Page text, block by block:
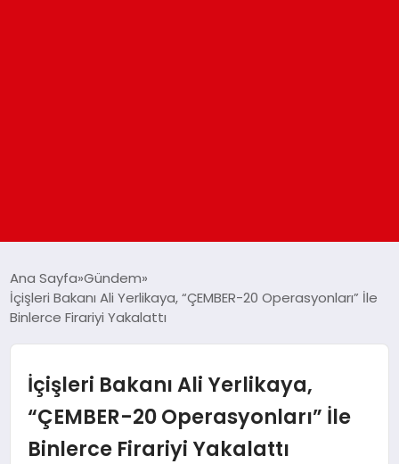
GÜNDEM
DÜNYA
EĞITIM
Ana Sayfa Gündem
İçişleri Bakanı Ali Yerlikaya, “ÇEMBER-20 Operasyonları” İle
Binlerce Firariyi Yakalattı
İçişleri Bakanı Ali Yerlikaya,
“ÇEMBER-20 Operasyonları” İle
Binlerce Firariyi Yakalattı